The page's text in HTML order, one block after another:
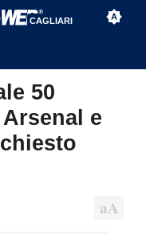
CAGLIARI
50
e